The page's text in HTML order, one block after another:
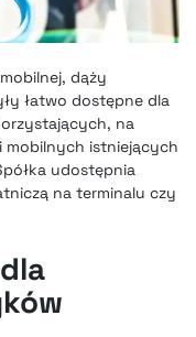
dąży
łatwo dostępne dla
na
mobilnych istniejących
udostępnia
na terminalu czy